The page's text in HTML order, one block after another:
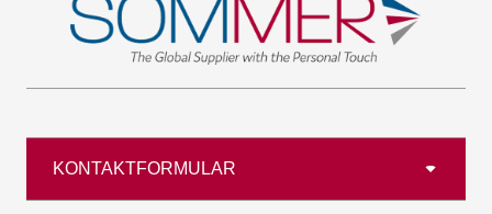
KONTAKTFORMULAR